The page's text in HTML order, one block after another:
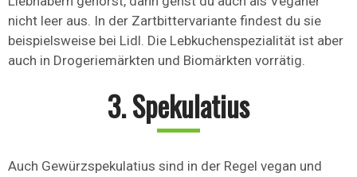
nicht leer aus. In der Zartbittervariante findest du sie
beispielsweise bei Lidl. Die Lebkuchenspezialität ist aber
auch in Drogeriemärkten und Biomärkten vorrätig.
3. Spekulatius
Auch Gewürzspekulatius sind in der Regel vegan und